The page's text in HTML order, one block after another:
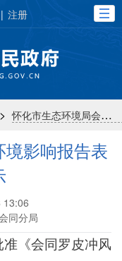
| 注册
> 怀化市生态环境局会同分局
影响报告表
13:06
同分局
《会同罗皮冲风